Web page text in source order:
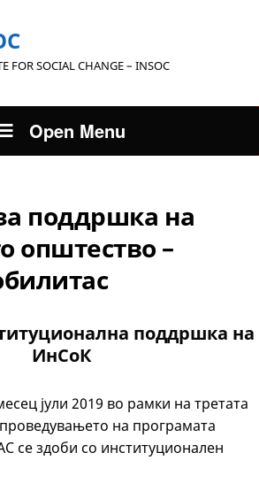
FOR SOCIAL CHANGE – INSOC
Open Menu
поддршка на
општество –
поддршка на
ИнСоК
јули 2019 во рамки на третата
на програмата
здоби со институционален